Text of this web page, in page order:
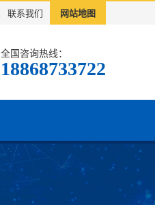
联系我们 网站地图
全国咨询热线：
18868733722